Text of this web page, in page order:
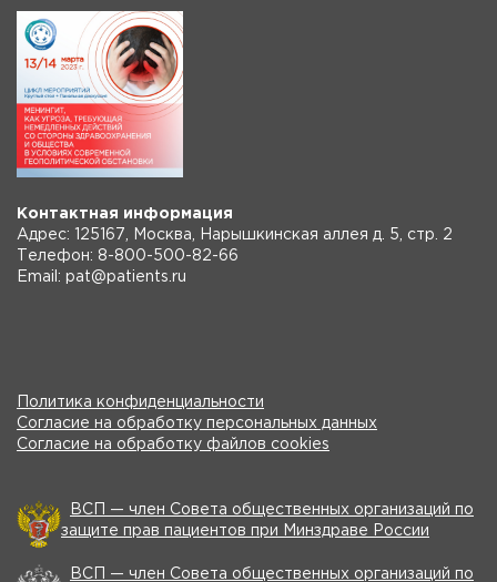
Контактная информация
Адрес: 125167, Москва, Нарышкинская аллея д. 5, стр. 2
Телефон: 8-800-500-82-66
Email: pat@patients.ru
Политика конфиденциальности
Согласие на обработку персональных данных
Согласие на обработку файлов cookies
ВСП — член Совета общественных организаций по
защите прав пациентов при Минздраве России
ВСП — член Совета общественных организаций по